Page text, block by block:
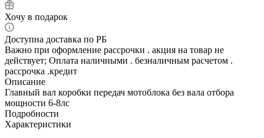
Хочу в подарок
Доступна доставка по РБ
Важно при оформление рассрочки . акция на товар не
действует; Оплата наличными . безналичным расчетом .
рассрочка .кредит
Описание
Главный вал коробки передач мотоблока без вала отбора
мощности 6-8лс
Подробности
Характеристики